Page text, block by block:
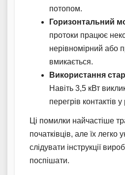
потопом.
Горизонтальний
протоки працює
нерівномірний або
вмикається.
Використання
Навіть 3,5 кВт
перегрів контактів у
Ці помилки найчастіше
початківців, але їх легко
слідувати інструкції
поспішати.